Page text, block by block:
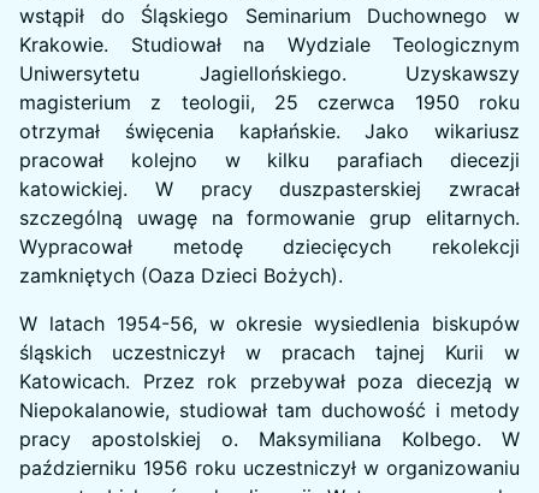
wstąpił do Śląskiego Seminarium Duchownego w
Krakowie. Studiował na Wydziale Teologicznym
Uniwersytetu Jagiellońskiego. Uzyskawszy
magisterium z teologii, 25 czerwca 1950 roku
otrzymał święcenia kapłańskie. Jako wikariusz
pracował kolejno w kilku parafiach diecezji
katowickiej. W pracy duszpasterskiej zwracał
szczególną uwagę na formowanie grup elitarnych.
Wypracował metodę dziecięcych rekolekcji
zamkniętych (Oaza Dzieci Bożych).
W latach 1954-56, w okresie wysiedlenia biskupów
śląskich uczestniczył w pracach tajnej Kurii w
Katowicach. Przez rok przebywał poza diecezją w
Niepokalanowie, studiował tam duchowość i metody
pracy apostolskiej o. Maksymiliana Kolbego. W
październiku 1956 roku uczestniczył w organizowaniu